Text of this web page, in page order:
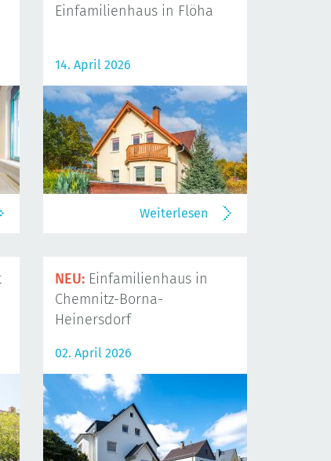
Einfamilienhaus in Flöha
14. April 2026
Weiterlesen
NEU: Einfamilienhaus in
Chemnitz-Borna-
Heinersdorf
02. April 2026